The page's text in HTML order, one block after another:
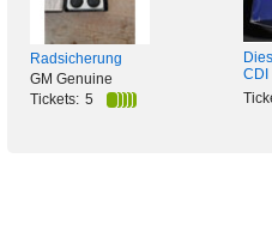
Radsicherung
GM Genuine
Tickets: 5
CDI